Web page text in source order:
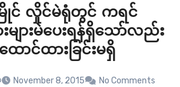
ြိုင် လှိုင်မဲရုံတွင် ကရင်
များမဲပေးရန်ရှိသော်လည်း
ောင်ထားခြင်းမရှိ
November 8, 2015 No Comments